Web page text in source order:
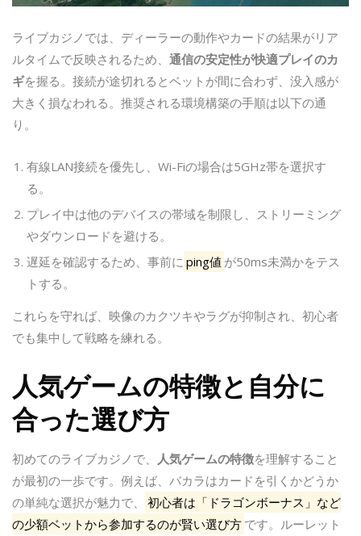
ライブカジノでは、ディーラーの動作やカードの結果がリア
ルタイムで反映されるため、 通信の安定性が快適プレイのカ
ギを握る。接続が途切れるとベットが間に合わず、没入感が
大きく損なわれる。推奨される環境構築の手順は以下の通
り。
有線LAN接続を優先し、Wi-Fiの場合は5GHz帯を選択す
る。
プレイ中は他のデバイスの帯域を制限し、ストリーミング
やダウンロードを避ける。
遅延を確認するため、事前に ping値 が50ms未満かをテス
トする。
これらを守れば、映像のカクツキやラグが抑制され、初心者
でも集中して戦略を練れる。
人気ゲームの特徴と自分に
合った選び方
初めてのライブカジノで、 人気ゲームの特徴を理解すること
が最初の一歩です。例えば、バカラはカードを引くかどうか
の単純な選択が魅力で、
初心者は「ドラゴンボーナス」など
の少額ベットから参加するのが賢い選び方 です。ルーレット